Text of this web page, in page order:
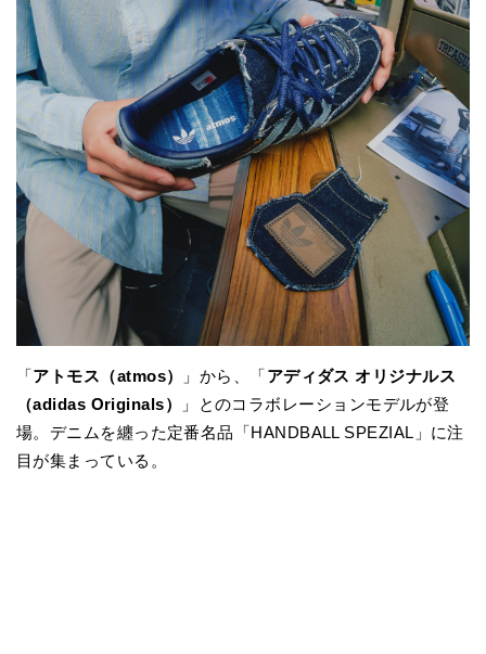
「アトモス（atmos） 」から、「アディダス オリジナルス
（adidas Originals）
」とのコラボレーションモデルが登
場。デニムを纏った定番名品「HANDBALL SPEZIAL」に注
目が集まっている。